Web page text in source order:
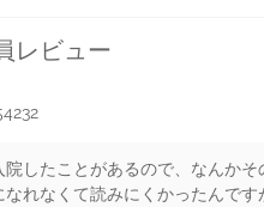
レビュー
したことがあるので、なんかそ
れなくて読みにくかったんです